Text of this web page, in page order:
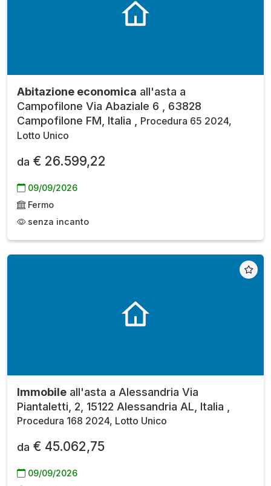
Abitazione economica all'asta a
Campofilone Via Abaziale 6 , 63828
Campofilone FM, Italia ,
Procedura 65 2024,
Lotto Unico
da € 26.599,22
09/09/2026
Fermo
senza incanto
Immobile all'asta a Alessandria Via
Piantaletti, 2, 15122 Alessandria AL, Italia ,
Procedura 168 2024, Lotto Unico
da € 45.062,75
09/09/2026